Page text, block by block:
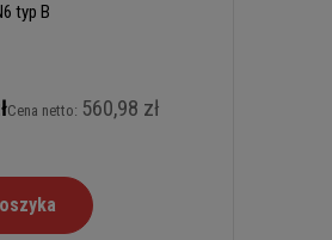
typ B
Cena netto: 560,98 zł